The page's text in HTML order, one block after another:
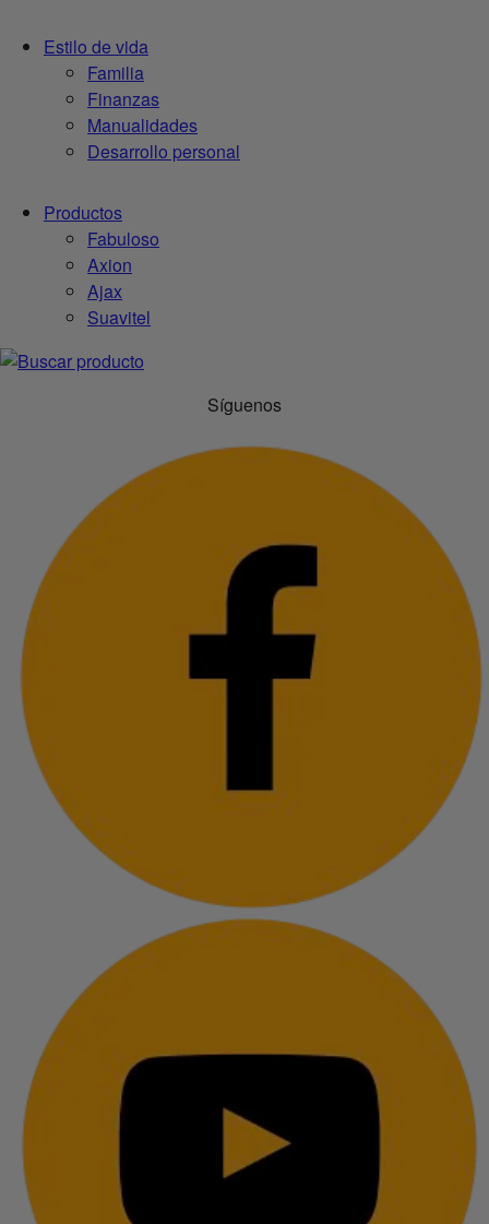
Estilo de vida
Familia
Finanzas
Manualidades
Desarrollo personal
Productos
Fabuloso
Axion
Ajax
Suavitel
Síguenos